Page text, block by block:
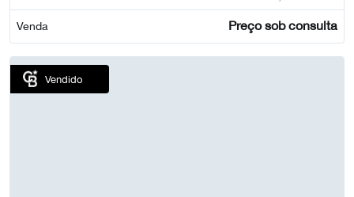
Venda Preço sob consulta
Vendido